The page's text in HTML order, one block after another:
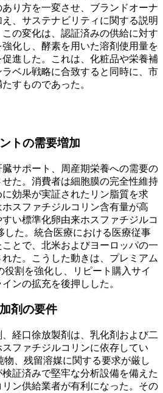
り方を一変させ、ブランドオーナ
、サステナビリティに関する説明
の変化は、認証済みの供給に対す
化し、酵素を用いた溶剤使用量を
進した。これは、化粧品や栄養補
ベル戦略に合致すると同時に、市
すものであった。
トの需要増加
サポート、周産期栄養への需要の
た。消費者は細胞膜の完全性維持
効果が実証されたリン脂質を求
スファチジルコリン含有量が高
い標準化卵由来ホスファチジルコ
した。統合医療における医療従事
とで、北米およびヨーロッパの一
た。こうした動きは、プレミアム
役割を強化し、リピート購入サイ
ンの拡充を後押しした。
剤の要件
経口徐放製剤は、乳化剤および二
ファチジルコリンに依存してい
物、残留溶媒に関する要求が厳し
証済みで堅牢な分析設備を備えた
ン供給業者が有利になった。その